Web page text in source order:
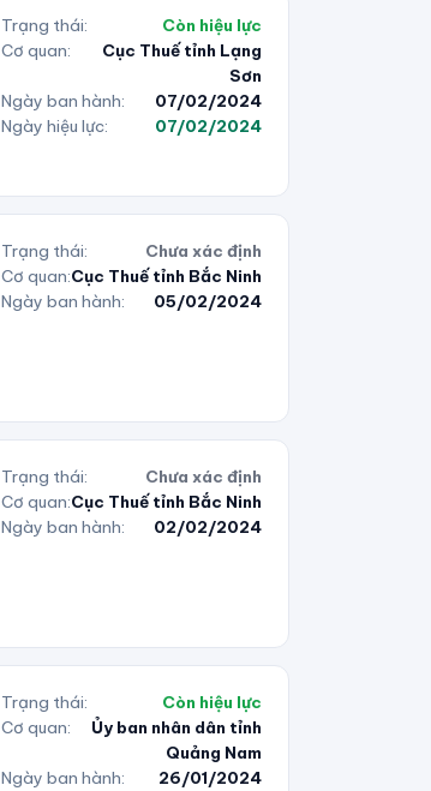
Trạng thái:
Còn hiệu lực
Cơ quan:
Cục Thuế tỉnh Lạng
Sơn
Ngày ban hành:
07/02/2024
Ngày hiệu lực:
07/02/2024
Trạng thái:
Chưa xác định
Cơ quan:Cục Thuế tỉnh Bắc Ninh
Ngày ban hành:
05/02/2024
Trạng thái:
Chưa xác định
Cơ quan:Cục Thuế tỉnh Bắc Ninh
Ngày ban hành:
02/02/2024
Trạng thái:
Còn hiệu lực
Cơ quan:
Ủy ban nhân dân tỉnh
Quảng Nam
Ngày ban hành:
26/01/2024